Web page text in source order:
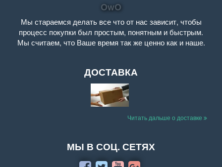
OwO
Мы стараемся делать все что от нас зависит, чтобы
процесс покупки был простым, понятным и быстрым.
Мы считаем, что Ваше время так же ценно как и наше.
ДОСТАВКА
Читать дальше о доставке
МЫ В СОЦ. СЕТЯХ